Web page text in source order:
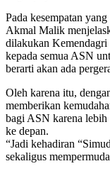
Pada kesempatan
Akmal Malik
dilakukan Kemendagri
kepada semua ASN
berarti akan ada
Oleh karena itu,
memberikan
bagi ASN karena lebih
ke depan.
“Jadi kehadiran
sekaligus